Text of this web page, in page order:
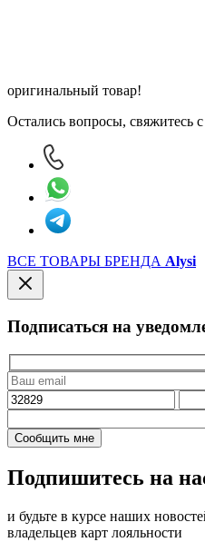
оригинальный товар!
Остались вопросы, свяжитесь
ВСЕ ТОВАРЫ БРЕНДА Alysi
Подписаться на
Подпишитесь на
и будьте в курсе наших
владельцев карт лояльности